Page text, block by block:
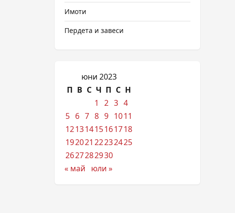
Имоти
Пердета и завеси
юни 2023
П В С Ч П С Н
1
2 3 4
5 6 7 8 9 1011
12131415161718
192021 22232425
2627282930
« май
юли »